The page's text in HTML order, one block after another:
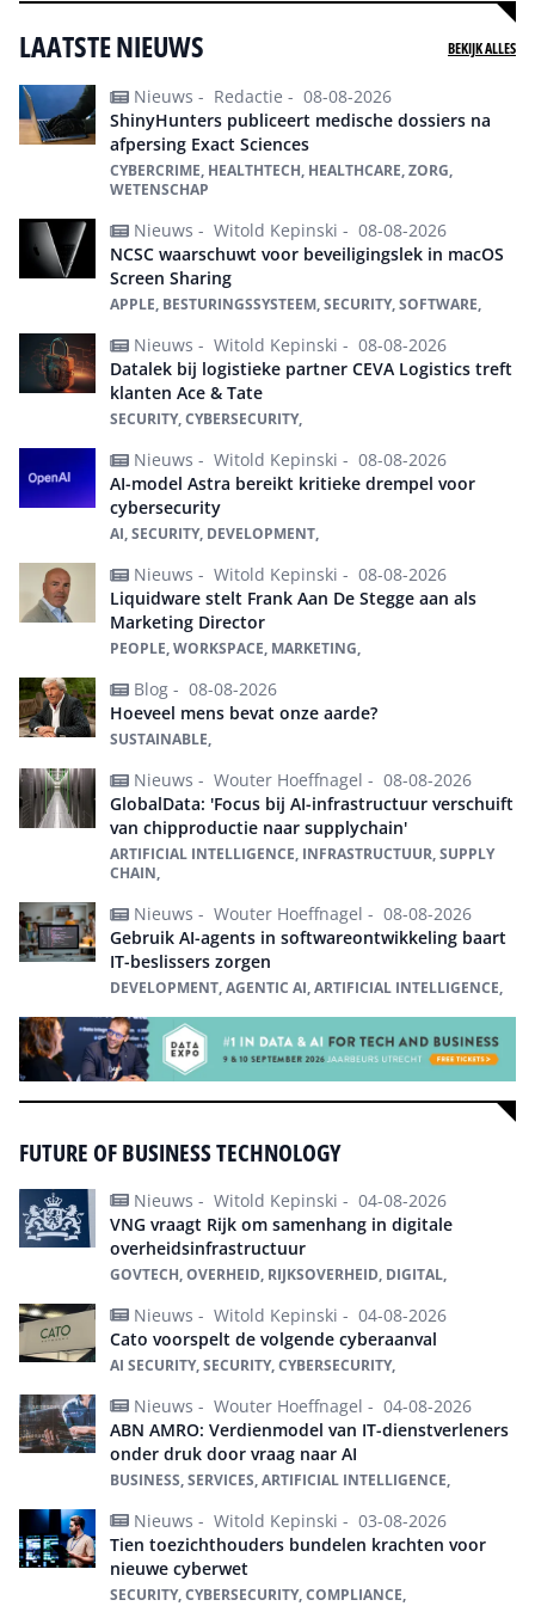
LAATSTE NIEUWS BEKIJK ALLES
Nieuws - Redactie - 08-08-2026
ShinyHunters publiceert medische dossiers na
afpersing Exact Sciences
CYBERCRIME, HEALTHTECH, HEALTHCARE, ZORG,
WETENSCHAP
Nieuws - Witold Kepinski - 08-08-2026
NCSC waarschuwt voor beveiligingslek in macOS
Screen Sharing
APPLE, BESTURINGSSYSTEEM, SECURITY, SOFTWARE,
Nieuws - Witold Kepinski - 08-08-2026
Datalek bij logistieke partner CEVA Logistics treft
klanten Ace & Tate
SECURITY, CYBERSECURITY,
Nieuws - Witold Kepinski - 08-08-2026
AI-model Astra bereikt kritieke drempel voor
cybersecurity
AI, SECURITY, DEVELOPMENT,
Nieuws - Witold Kepinski - 08-08-2026
Liquidware stelt Frank Aan De Stegge aan als
Marketing Director
PEOPLE, WORKSPACE, MARKETING,
Blog - 08-08-2026
Hoeveel mens bevat onze aarde?
SUSTAINABLE,
Nieuws - Wouter Hoeffnagel - 08-08-2026
GlobalData: 'Focus bij AI-infrastructuur verschuift
van chipproductie naar supplychain'
ARTIFICIAL INTELLIGENCE, INFRASTRUCTUUR, SUPPLY
CHAIN,
Nieuws - Wouter Hoeffnagel - 08-08-2026
Gebruik AI-agents in softwareontwikkeling baart
IT-beslissers zorgen
DEVELOPMENT, AGENTIC AI, ARTIFICIAL INTELLIGENCE,
FUTURE OF BUSINESS TECHNOLOGY
Nieuws - Witold Kepinski - 04-08-2026
VNG vraagt Rijk om samenhang in digitale
overheidsinfrastructuur
GOVTECH, OVERHEID, RIJKSOVERHEID, DIGITAL,
Nieuws - Witold Kepinski - 04-08-2026
Cato voorspelt de volgende cyberaanval
AI SECURITY, SECURITY, CYBERSECURITY,
Nieuws - Wouter Hoeffnagel - 04-08-2026
ABN AMRO: Verdienmodel van IT-dienstverleners
onder druk door vraag naar AI
BUSINESS, SERVICES, ARTIFICIAL INTELLIGENCE,
Nieuws - Witold Kepinski - 03-08-2026
Tien toezichthouders bundelen krachten voor
nieuwe cyberwet
SECURITY, CYBERSECURITY, COMPLIANCE,